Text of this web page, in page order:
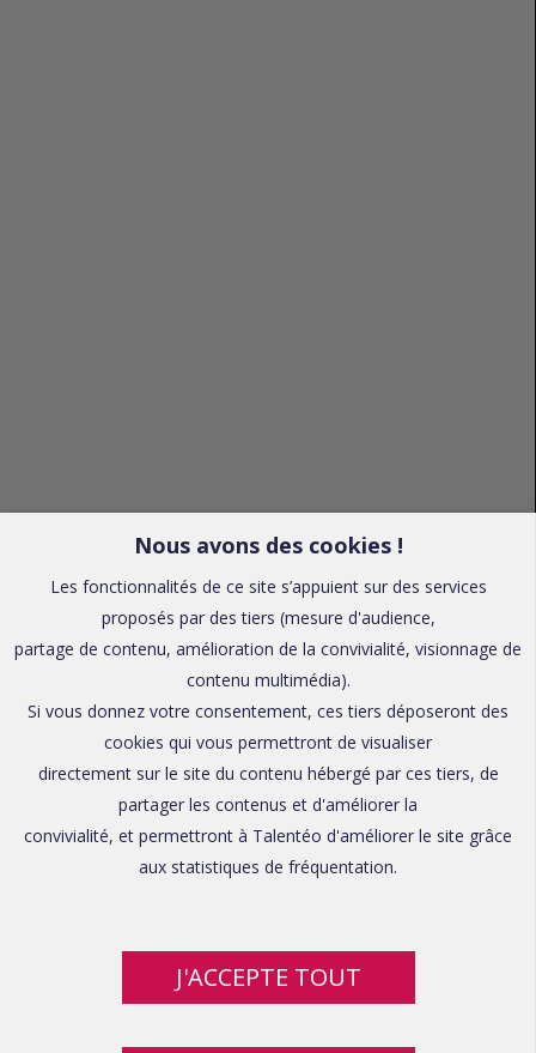
Nous avons des cookies !
Les fonctionnalités de ce site s’appuient sur des services
proposés par des tiers (mesure d'audience,
partage de contenu, amélioration de la convivialité, visionnage de
contenu multimédia).
Si vous donnez votre consentement, ces tiers déposeront des
cookies qui vous permettront de visualiser
directement sur le site du contenu hébergé par ces tiers, de
partager les contenus et d'améliorer la
convivialité, et permettront à Talentéo d'améliorer le site grâce
aux statistiques de fréquentation.
J'ACCEPTE TOUT